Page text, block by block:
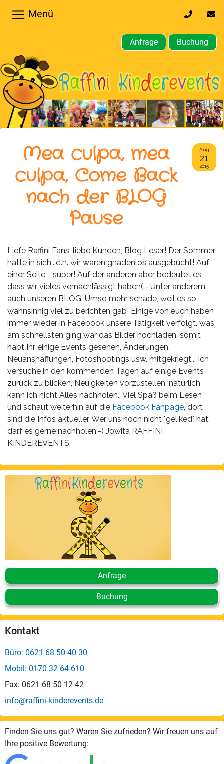
Home
Hochzeiten,
Privatfeier
Firmenfeier
Gewerbliche,
öffentliche
Feste
Über
uns
Fotos,
Events
Videos
Referenzen
Blog
Jobs
Partner/Links
0170
64
610
Menü
Anfrage Buchung
Mea culpa, mea
culpa, Come Back
nach der BLOG
Pause
Aug
21
2015
Liefe Raffini Fans, liebe Kunden, Blog Leser! Der Sommer
hatte in sich...d.h. wir waren gnadenlos ausgebucht! Auf
einer Seite - super! Auf der anderen aber bedeutet es,
dass wir vieles vernachlässigt haben(:- Unter anderem
auch unseren BLOG. Umso mehr schade, weil es so
wahnsinnig viel zu berichten gab! Einige von euch haben
immer wieder in Facebook unsere Tätigkeit verfolgt, was
am schnellsten ging war das Bilder hochladen, somit
habt Ihr einige Events gesehen, Änderungen,
Neuanshaffungen, Fotoshootings usw. mitgekriegt... Ich
versuche in den kommenden Tagen auf einige Events
zurück zu blicken, Neuigkeiten vorzustellen, natürlich
kann ich nicht Alles nachholen.. Viel Spaß beim Lesen
und schaut weiterhin auf die Facebook Fanpage, dort
sind die Infos aktueller. Wer uns noch nicht "geliked" hat,
darf es gerne nachholen:-) Jowita RAFFINI
KINDEREVENTS
Anfrage
Buchung
Kontakt
Büro: 0621 68 50 40 30
Mobil: 0170 32 64 610
Fax: 0621 68 50 12 42
info@raffini-kinderevents.de
Finden Sie uns gut? Waren Sie zufrieden? Wir freuen uns auf
Ihre positive Bewertung: